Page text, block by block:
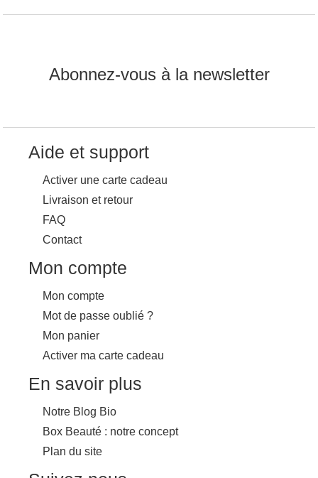
Abonnez-vous à la newsletter
Aide et support
Activer une carte cadeau
Livraison et retour
FAQ
Contact
Mon compte
Mon compte
Mot de passe oublié ?
Mon panier
Activer ma carte cadeau
En savoir plus
Notre Blog Bio
Box Beauté : notre concept
Plan du site